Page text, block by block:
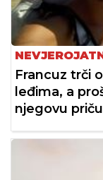
Francuz trči
leđima, a
njegovu priču